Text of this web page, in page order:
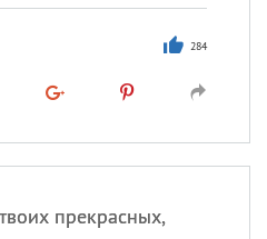
284
прекрасных,